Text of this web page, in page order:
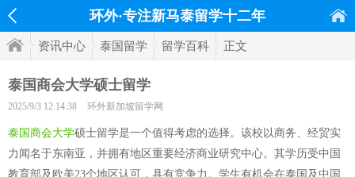
环外·专注新马泰留学十二年
资讯中心 泰国留学 留学百科 正文
泰国商会大学硕士留学
2025/9/3 12:14:38 环外新加坡留学网
泰国商会大学硕士留学是一个值得考虑的选择。该校以商务、经贸实
力闻名于东南亚，并拥有地区重要经济商业研究中心。其学历受中国
教育部及欧美23个地区认可，具有竞争力。学生有机会在泰国及中国